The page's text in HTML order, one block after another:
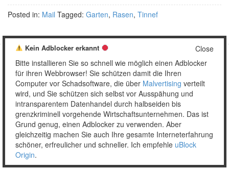
Posted in: Mail Tagged: Garten, Rasen, Tinnef
Copyright © 2026 Unser täglich Spam.
MobileWordPress Theme by themehall.com
Close
Kein Adblocker erkannt
Bitte installieren Sie so schnell wie möglich einen Adblocker
für ihren Webbrowser! Sie schützen damit die Ihren
Computer vor Schadsoftware, die über Malvertising verteilt
wird, und Sie schützen sich selbst vor Ausspähung und
intransparentem Datenhandel durch halbseiden bis
grenzkriminell vorgehende Wirtschaftsunternehmen. Das ist
Grund genug, einen Adblocker zu verwenden. Aber
gleichzeitig machen Sie auch Ihre gesamte Interneterfahrung
schöner, erfreulicher und schneller. Ich empfehle uBlock
Origin.